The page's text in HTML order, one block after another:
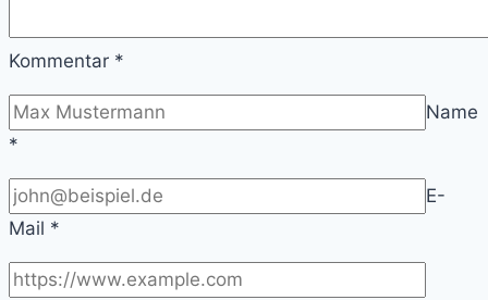
Kommentar *
Name
*
E-
Mail *